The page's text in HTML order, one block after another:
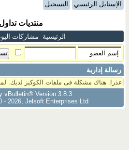
الإستايل الرئيسي التسجيل
منتديات تداول
الرئيسية مشاركات
رسالة إدارية
عذرا. هناك مشكلة فى ملفات الكوكيز لديك.
vBulletin® Version 3.8.3
- 2026, Jelsoft Enterprises Ltd.